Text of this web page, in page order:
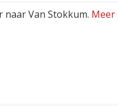
Van Stokkum. Meer